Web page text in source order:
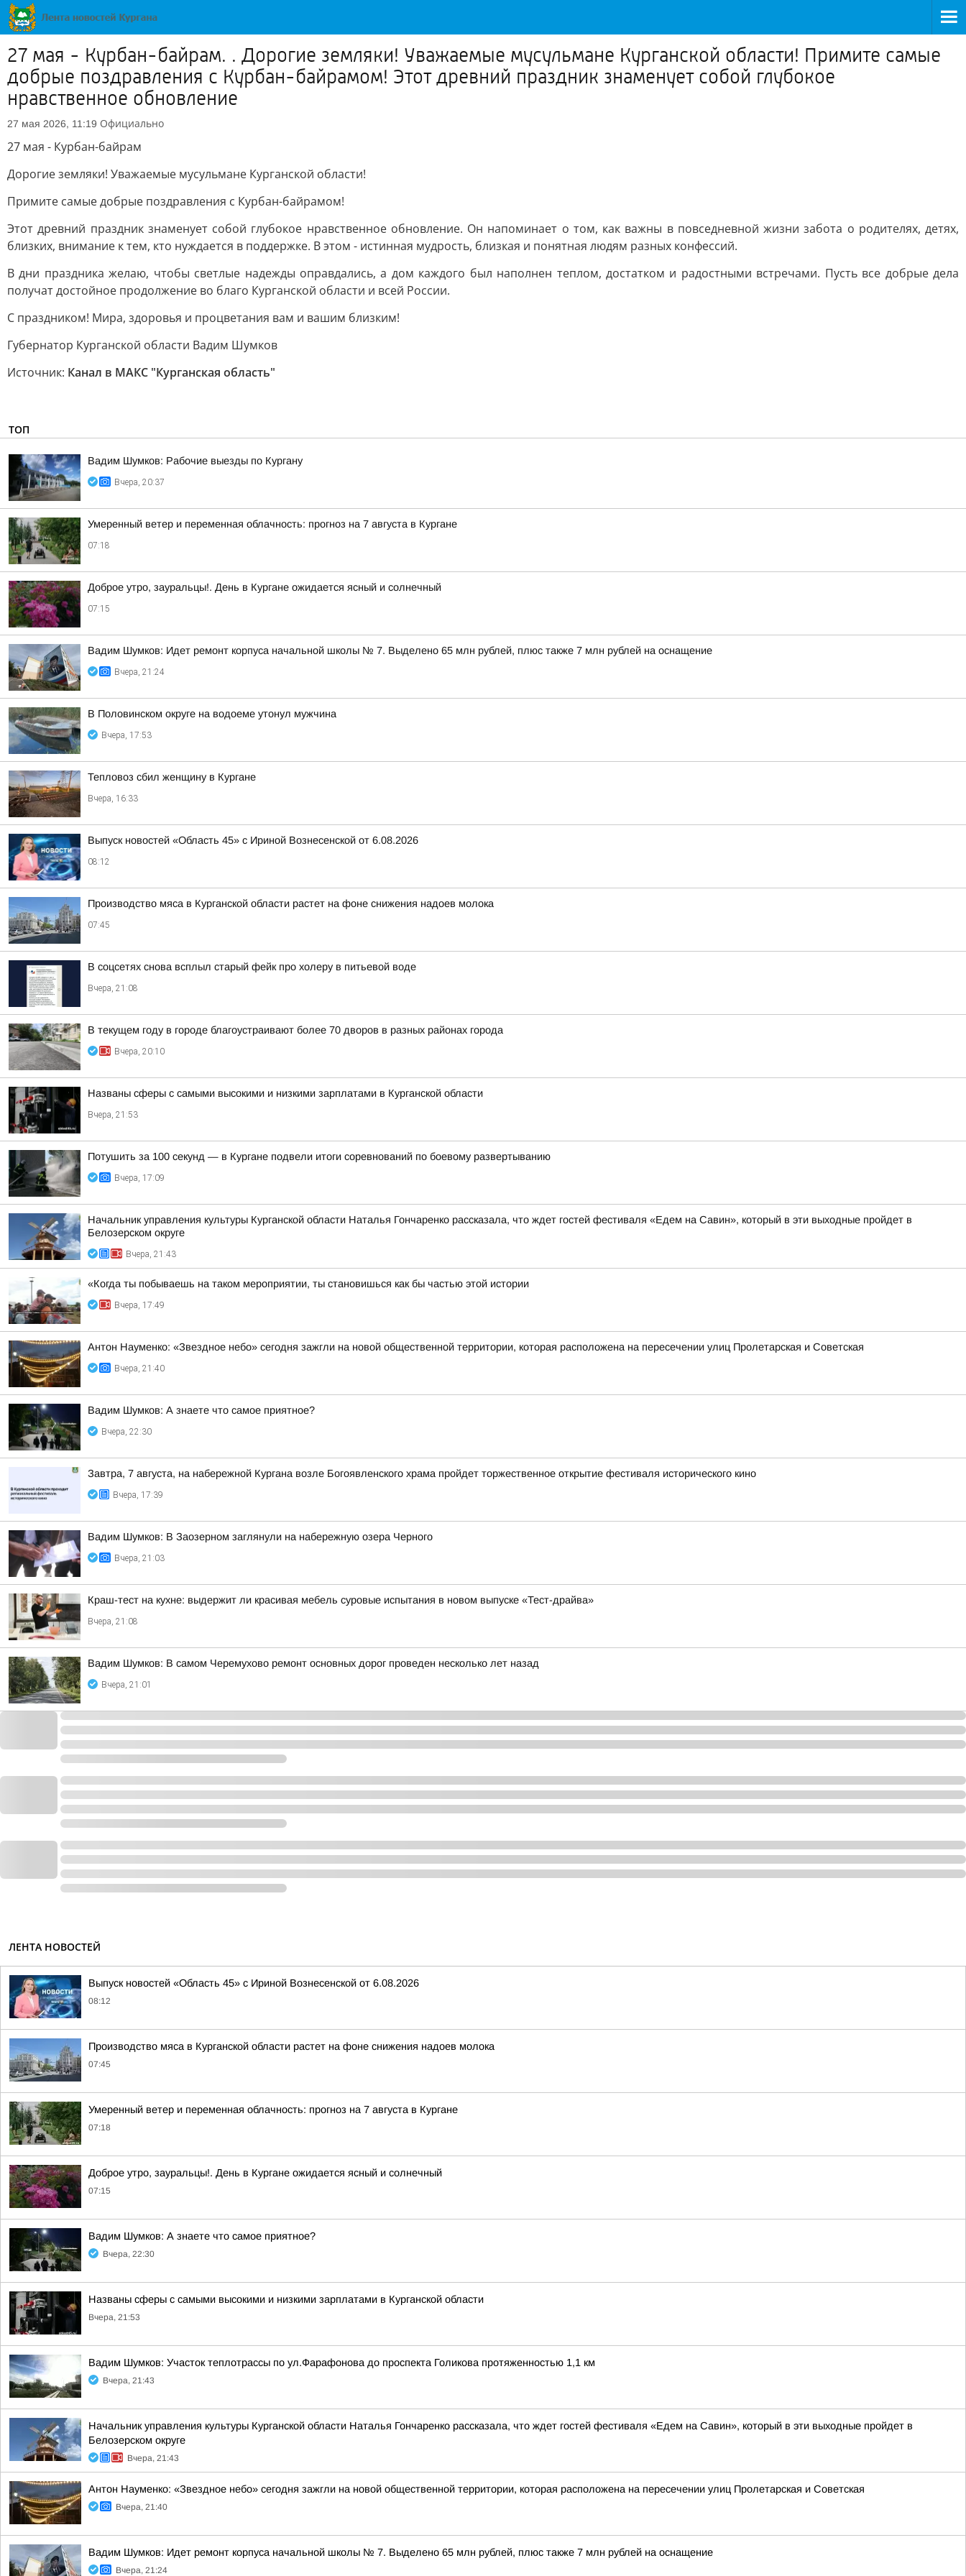
27 мая - Курбан-байрам. . Дорогие земляки! Уважаемые мусульмане Курганской области! Примите самые
добрые поздравления с Курбан-байрамом! Этот древний праздник знаменует собой глубокое
нравственное обновление
27 мая 2026, 11:19 Официально
27 мая - Курбан-байрам
Дорогие земляки! Уважаемые мусульмане Курганской области!
Примите самые добрые поздравления с Курбан-байрамом!
Этот древний праздник знаменует собой глубокое нравственное обновление. Он напоминает о том, как важны в повседневной жизни забота о родителях, детях,
близких, внимание к тем, кто нуждается в поддержке. В этом - истинная мудрость, близкая и понятная людям разных конфессий.
В дни праздника желаю, чтобы светлые надежды оправдались, а дом каждого был наполнен теплом, достатком и радостными встречами. Пусть все добрые дела
получат достойное продолжение во благо Курганской области и всей России.
С праздником! Мира, здоровья и процветания вам и вашим близким!
Губернатор Курганской области Вадим Шумков
Источник: Канал в МАКС "Курганская область"
ТОП
Вадим Шумков: Рабочие выезды по Кургану
Вчера, 20:37
Умеренный ветер и переменная облачность: прогноз на 7 августа в Кургане
07:18
Доброе утро, зауральцы!. День в Кургане ожидается ясный и солнечный
07:15
Вадим Шумков: Идет ремонт корпуса начальной школы № 7. Выделено 65 млн рублей, плюс также 7 млн рублей на оснащение
Вчера, 21:24
В Половинском округе на водоеме утонул мужчина
Вчера, 17:53
Тепловоз сбил женщину в Кургане
Вчера, 16:33
Выпуск новостей «Область 45» с Ириной Вознесенской от 6.08.2026
08:12
Производство мяса в Курганской области растет на фоне снижения надоев молока
07:45
В соцсетях снова всплыл старый фейк про холеру в питьевой воде
Вчера, 21:08
В текущем году в городе благоустраивают более 70 дворов в разных районах города
Вчера, 20:10
Названы сферы с самыми высокими и низкими зарплатами в Курганской области
Вчера, 21:53
Потушить за 100 секунд — в Кургане подвели итоги соревнований по боевому развертыванию
Вчера, 17:09
Начальник управления культуры Курганской области Наталья Гончаренко рассказала, что ждет гостей фестиваля «Едем на Савин», который в эти выходные пройдет в
Белозерском округе
Вчера, 21:43
«Когда ты побываешь на таком мероприятии, ты становишься как бы частью этой истории
Вчера, 17:49
Антон Науменко: «Звездное небо» сегодня зажгли на новой общественной территории, которая расположена на пересечении улиц Пролетарская и Советская
Вчера, 21:40
Вадим Шумков: А знаете что самое приятное?
Вчера, 22:30
Завтра, 7 августа, на набережной Кургана возле Богоявленского храма пройдет торжественное открытие фестиваля исторического кино
Вчера, 17:39
Вадим Шумков: В Заозерном заглянули на набережную озера Черного
Вчера, 21:03
Краш-тест на кухне: выдержит ли красивая мебель суровые испытания в новом выпуске «Тест-драйва»
Вчера, 21:08
Вадим Шумков: В самом Черемухово ремонт основных дорог проведен несколько лет назад
Вчера, 21:01
ЛЕНТА НОВОСТЕЙ
Выпуск новостей «Область 45» с Ириной Вознесенской от 6.08.2026
08:12
Производство мяса в Курганской области растет на фоне снижения надоев молока
07:45
Умеренный ветер и переменная облачность: прогноз на 7 августа в Кургане
07:18
Доброе утро, зауральцы!. День в Кургане ожидается ясный и солнечный
07:15
Вадим Шумков: А знаете что самое приятное?
Вчера, 22:30
Названы сферы с самыми высокими и низкими зарплатами в Курганской области
Вчера, 21:53
Вадим Шумков: Участок теплотрассы по ул.Фарафонова до проспекта Голикова протяженностью 1,1 км
Вчера, 21:43
Начальник управления культуры Курганской области Наталья Гончаренко рассказала, что ждет гостей фестиваля «Едем на Савин», который в эти выходные пройдет в
Белозерском округе
Вчера, 21:43
Антон Науменко: «Звездное небо» сегодня зажгли на новой общественной территории, которая расположена на пересечении улиц Пролетарская и Советская
Вчера, 21:40
Вадим Шумков: Идет ремонт корпуса начальной школы № 7. Выделено 65 млн рублей, плюс также 7 млн рублей на оснащение
Вчера, 21:24